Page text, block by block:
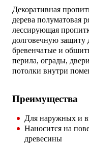
Декоративная
дерева полуматовая
лессирующая
долговечную защиту
бревенчатые и
перила, ограды,
потолки внутри
Преимущества
Для наружных и
Наносится на
древесины